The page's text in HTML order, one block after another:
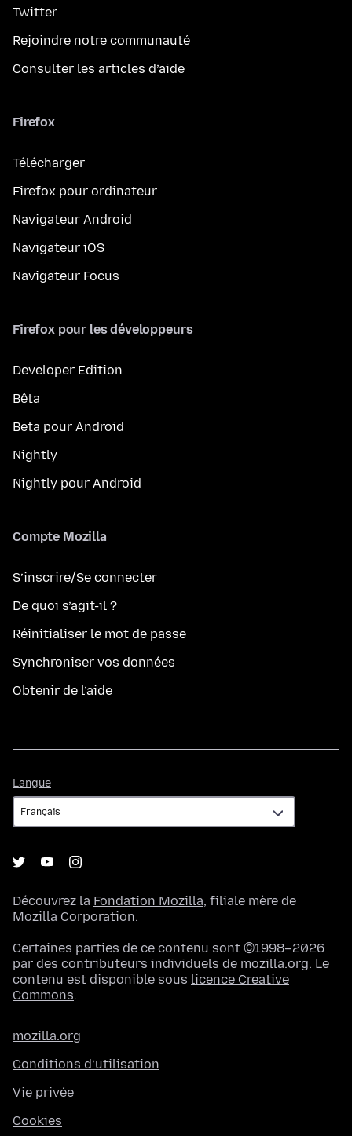
Twitter
Rejoindre notre communauté
Consulter les articles d’aide
Firefox
Télécharger
Firefox pour ordinateur
Navigateur Android
Navigateur iOS
Navigateur Focus
Firefox pour les développeurs
Developer Edition
Bêta
Beta pour Android
Nightly
Nightly pour Android
Compte Mozilla
S’inscrire/Se connecter
De quoi s’agit-il ?
Réinitialiser le mot de passe
Synchroniser vos données
Obtenir de l’aide
Langue
Découvrez la Fondation Mozilla, filiale mère de
Mozilla Corporation.
Certaines parties de ce contenu sont ©1998–2026
par des contributeurs individuels de mozilla.org. Le
contenu est disponible sous licence Creative
Commons.
mozilla.org
Conditions d’utilisation
Vie privée
Cookies